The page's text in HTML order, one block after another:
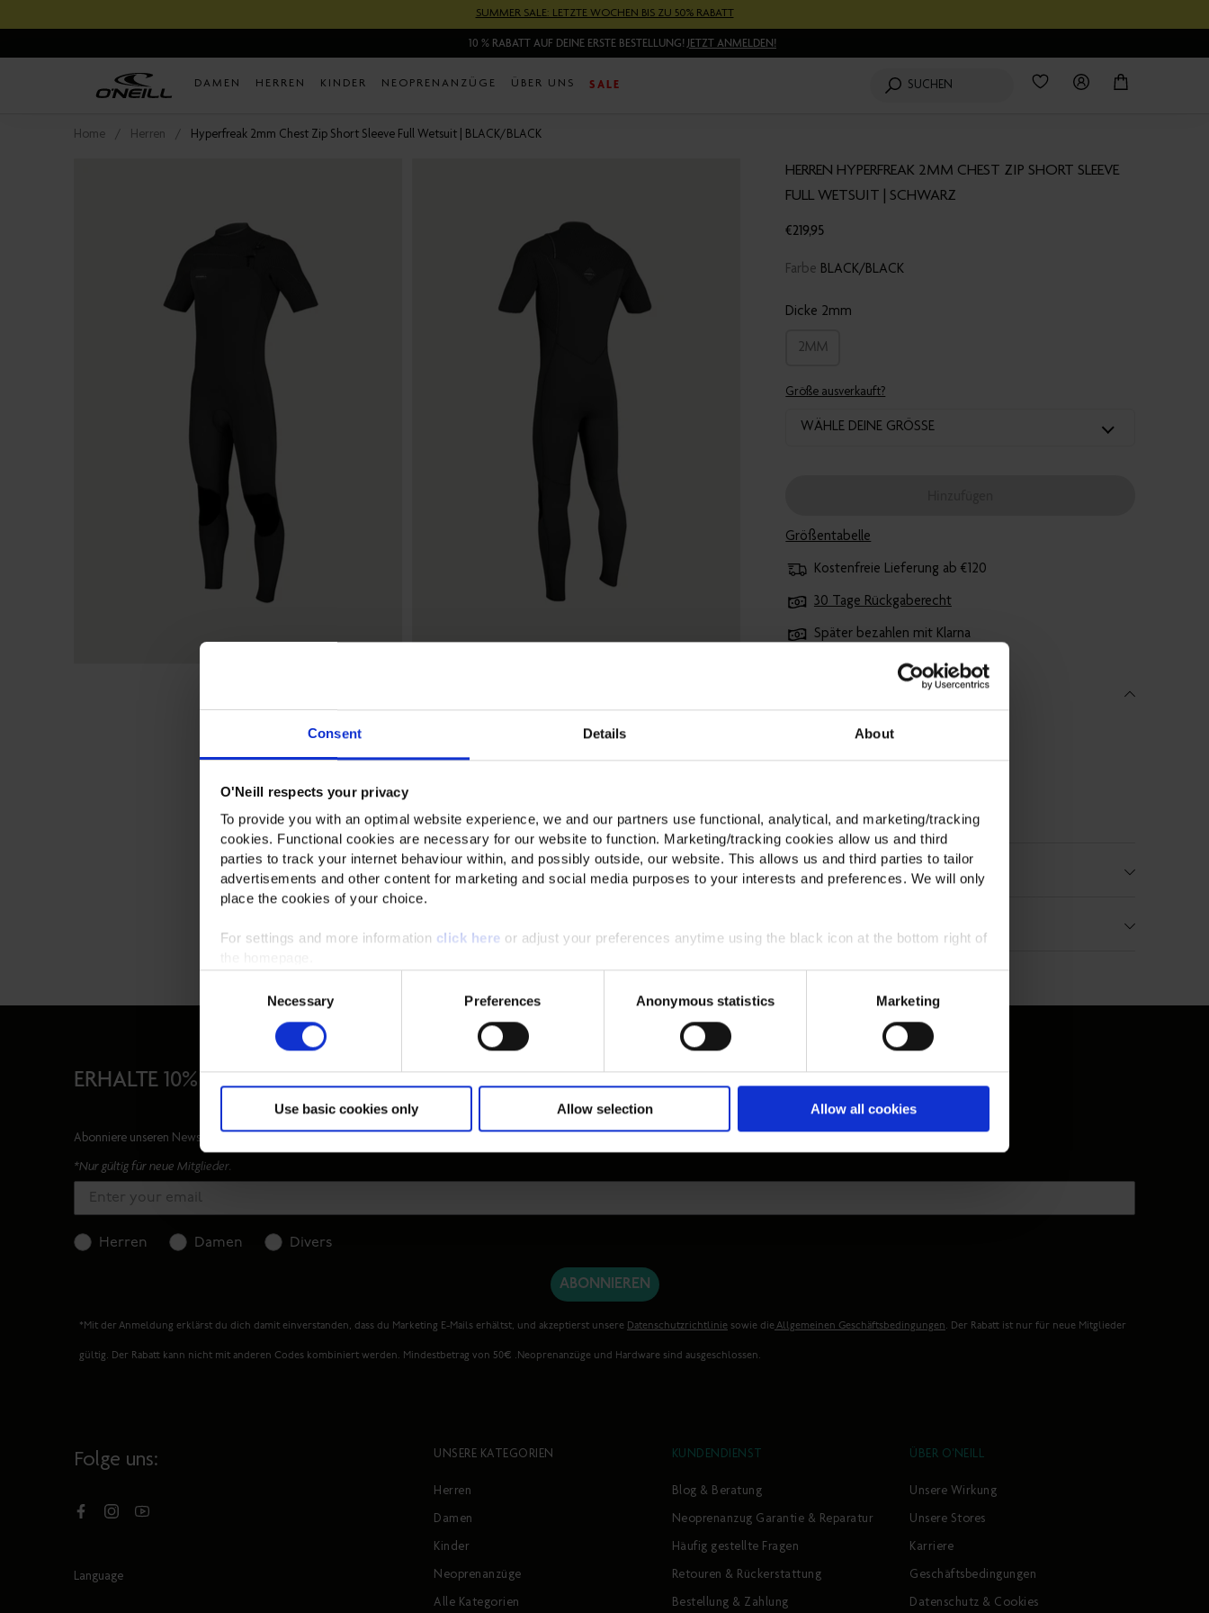
Consent Details About
O'Neill respects your privacy
To provide you with an optimal website experience, we and our partners use functional, analytical, and marketing/tracking
cookies. Functional cookies are necessary for our website to function. Marketing/tracking cookies allow us and third
parties to track your internet behaviour within, and possibly outside, our website. This allows us and third parties to tailor
advertisements and other content for marketing and social media purposes to your interests and preferences. We will only
place the cookies of your choice.
For settings and more information click here or adjust your preferences anytime using the black icon at the bottom right of
Necessary Preferences Anonymous statistics Marketing
Use basic cookies only Allow selection Allow all cookies
zum
Home Herren Hyperfreak 2mm Chest Zip Short Sleeve Full Wetsuit | BLACK/BLACK
SUMMER SALE: LETZTE WOCHEN BIS ZU 50% RABATT
10 % RABATT AUF DEINE ERSTE BESTELLUNG! JETZT ANMELDEN!
DAMEN HERREN KINDER NEOPRENANZÜGE ÜBER UNS SALE SUCHEN WishlistLogin
HERREN HYPERFREAK 2MM CHEST ZIP SHORT SLEEVE
FULL WETSUIT | SCHWARZ
€219,95
Farbe BLACK/BLACK
Dicke 2mm
2MM
Größe ausverkauft?
WÄHLE DEINE GRÖSSE
Größentabelle
Kostenfreie Lieferung ab €120
30 Tage Rückgaberecht
Später bezahlen mit Klarna
Technische Eigenschaften
Alle Anzeigen
Versand und Rücksendungen
ERHALTE 10% RABATT AUF DEINE ERSTE BESTELLUNG*
Abonniere unseren Newsletter, um auf dem aktuellsten Stand zu bleiben und exklusive Angebote zu erhalten.
*Nur gültig für neue Mitglieder.
Herren Damen Divers
ABONNIEREN
*Mit der Anmeldung erklärst du dich damit einverstanden, dass du Marketing E-Mails erhältst, und akzeptierst unsere Datenschutzrichtlinie sowie dieAllgemeinen Geschäftsbedingungen. Der Rabatt ist nur für neue Mitglieder
gültig. Der Rabatt kann nicht mit anderen Codes kombiniert werden. Mindestbetrag von 50€ .Neoprenanzüge und Hardware sind ausgeschlossen.
Folge uns:
Language
UNSERE KATEGORIEN
Herren
Damen
Kinder
Neoprenanzüge
Alle Kategorien
KUNDENDIENST
Blog & Beratung
Neoprenanzug Garantie & Reparatur
Häufig gestellte Fragen
Retouren & Rückerstattung
Bestellung & Zahlung
ÜBER O'NEILL
Unsere Wirkung
Unsere Stores
Karriere
Geschäftsbedingungen
Datenschutz & Cookies